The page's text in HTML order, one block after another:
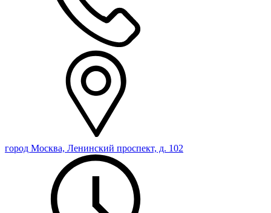
город Москва, Ленинский проспект, д. 102